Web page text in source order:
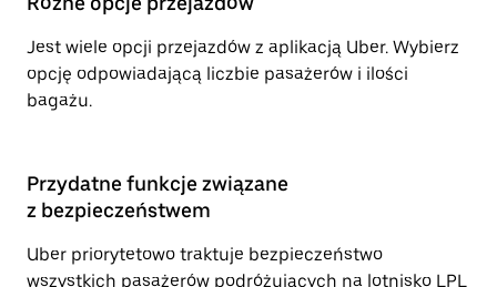
Jest wiele opcji przejazdów z aplikacją Uber. Wybierz
opcję odpowiadającą liczbie pasażerów i ilości
bagażu.
Przydatne funkcje związane
z bezpieczeństwem
Uber priorytetowo traktuje bezpieczeństwo
wszystkich pasażerów podróżujących na lotnisko LPL